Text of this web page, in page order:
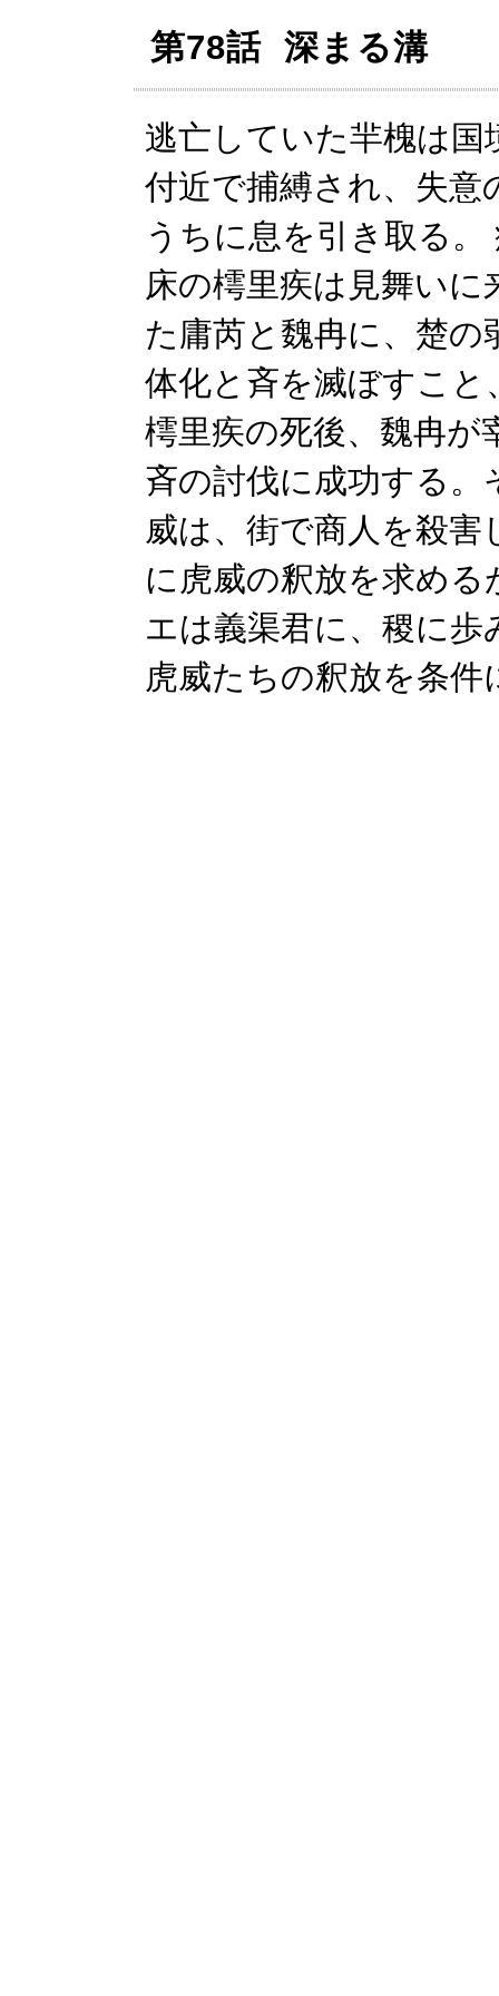
第78話 深まる溝
逃亡していた羋槐は国
付近で捕縛され、失意
うちに息を引き取る。
床の樗里疾は見舞いに
た庸芮と魏冉に、楚の
体化と斉を滅ぼすこ
樗里疾の死後、魏冉が
斉の討伐に成功する
威は、街で商人を殺
に虎威の釈放を求め
エは義渠君に、稷に
虎威たちの釈放を条